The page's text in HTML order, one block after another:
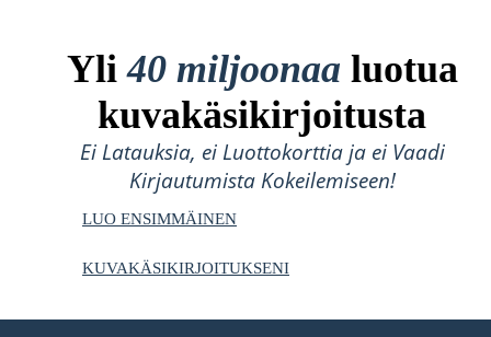
Yli40 miljoonaa luotua
kuvakäsikirjoitusta
Ei Latauksia, ei Luottokorttia ja ei Vaadi
Kirjautumista Kokeilemiseen!
LUO ENSIMMÄINEN
KUVAKÄSIKIRJOITUKSENI